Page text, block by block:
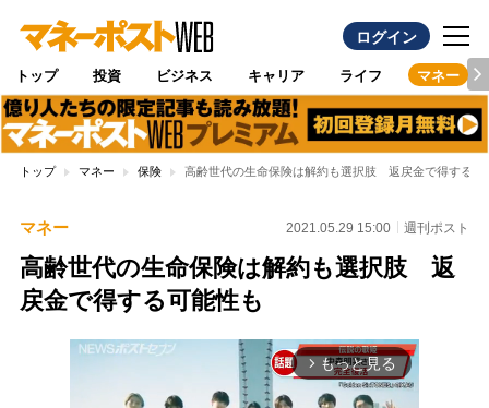
ログイン
トップ 投資 ビジネス キャリア ライフ マネー
トップ マネー 保険 高齢世代の生命保険は解約も選択肢 返戻金で得する可
マネー 2021.05.29 15:00 週刊ポスト
高齢世代の生命保険は解約も選択肢 返
戻金で得する可能性も
arrow_forward_ios もっと見る